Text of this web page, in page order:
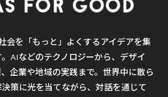
会を「もっと」よくするアイデアを集
AIなどのテクノロジーから、デザイ
企業や地域の実践まで。世界中に散ら
策に光を当てながら、対話を通じて